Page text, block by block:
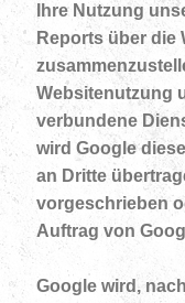
Ihre Nutzung
Reports über die
Websitenutzung
verbundene
wird Google
an Dritte
vorgeschrieben
Auftrag von
Google wird,